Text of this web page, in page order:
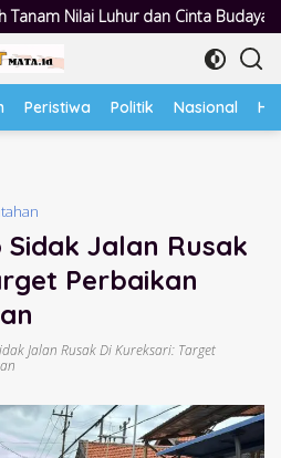
Budaya Lokal Polwan
Peristiwa Politik Nasional
Jalan Rusak
Perbaikan
Jalan Rusak Di Kureksari: Target